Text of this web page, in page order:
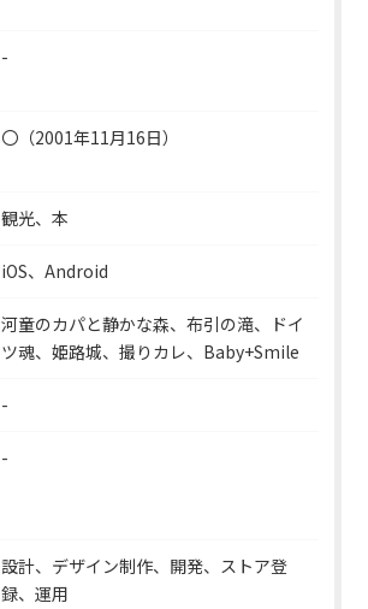
-
〇（2001年11月16日）
観光、本
iOS、Android
河童のカパと静かな森、布引の滝、ドイ
ツ魂、姫路城、撮りカレ、Baby+Smile
-
-
設計、デザイン制作、開発、ストア登
録、運用